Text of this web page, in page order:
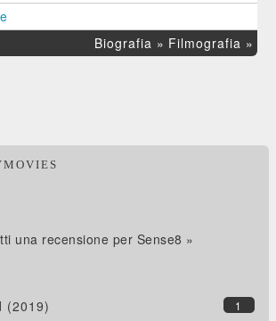
Biografia » Filmografia »
una recensione per Sense8 »
1
(2019)